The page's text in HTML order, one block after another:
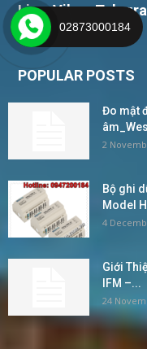
Live, Viber,
POPULAR POSTS
Đo mật
2
Bộ ghi
Model
4
Giới
IFM –...
24
02873000184